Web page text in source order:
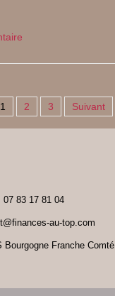
1 2 3 Suivant
07 83 17 81 04
au-top.com
Bourgogne Franche Comté